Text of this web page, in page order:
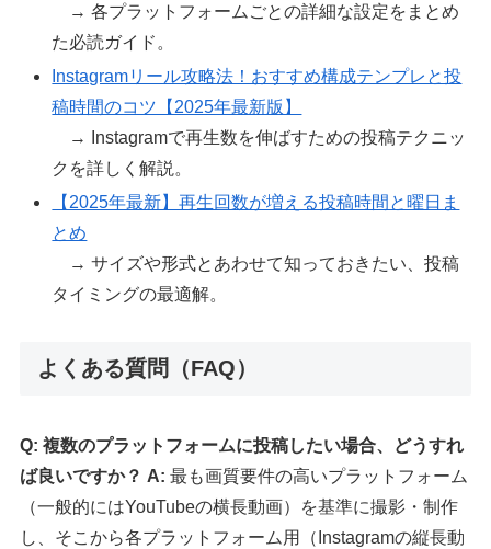
→ 各プラットフォームごとの詳細な設定をまとめ
た必読ガイド。
Instagramリール攻略法！おすすめ構成テンプレと投
稿時間のコツ【2025年最新版】
→ Instagramで再生数を伸ばすための投稿テクニッ
クを詳しく解説。
【2025年最新】再生回数が増える投稿時間と曜日ま
とめ
→ サイズや形式とあわせて知っておきたい、投稿
タイミングの最適解。
よくある質問（FAQ）
Q: 複数のプラットフォームに投稿したい場合、どうすれ
ば良いですか？ A: 最も画質要件の高いプラットフォーム
（一般的にはYouTubeの横長動画）を基準に撮影・制作
し、そこから各プラットフォーム用（Instagramの縦長動